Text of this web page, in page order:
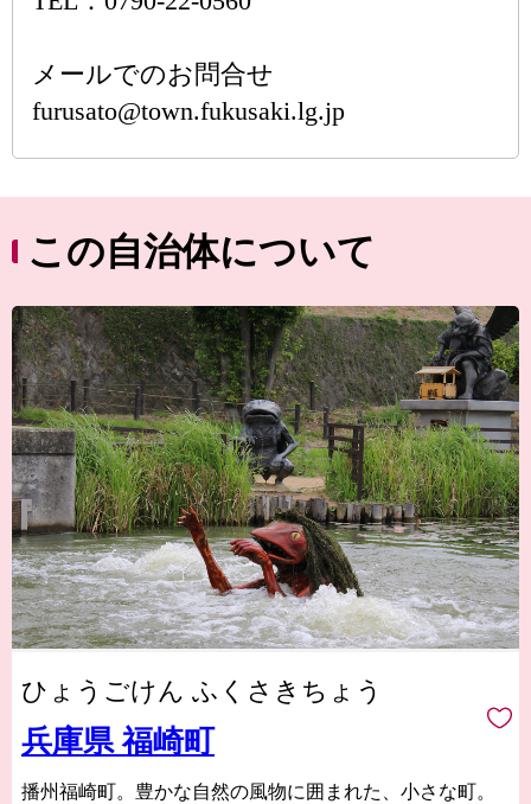
メールでのお問合せ
furusato@town.fukusaki.lg.jp
この自治体について
ひょうごけん ふくさきちょう
兵庫県 福崎町
播州福崎町。豊かな自然の風物に囲まれた、小さな町。